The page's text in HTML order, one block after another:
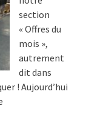
section
« Offres du
mois »,
autrement
dit dans
! Aujourd’hui